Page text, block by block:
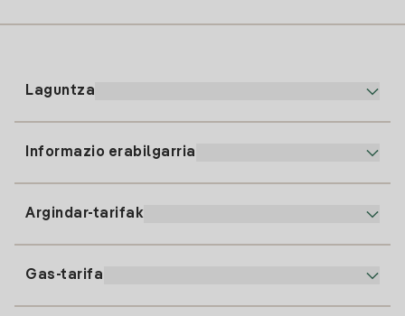
Laguntza
91 919 52 73
clientes@tuiberdrola.es
Informazio erabilgarria
Argindar-tarifak
Gas-tarifa